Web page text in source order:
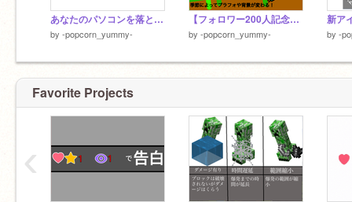
あなたのパソコンを落とします（多分）
by -popcorn_yummy-
【フォロワー200人記念】季節連動!?プラットフォーマー
by -popcorn_yummy-
新ア
by -
Favorite Projects
‹